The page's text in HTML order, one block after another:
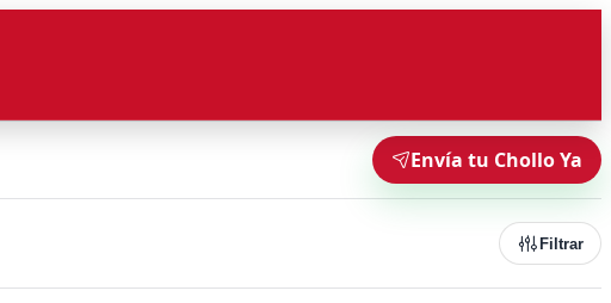
Envía tu Chollo Ya
Filtrar